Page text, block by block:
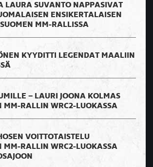
LAURA SUVANTO NAPPASIVAT
ENSIKERTALAISEN
MM-RALLISSA
KYYDITTI LEGENDAT MAALIIN
– LAURI JOONA KOLMAS
MM-RALLIN WRC2-LUOKASSA
VOITTOTAISTELU
MM-RALLIN WRC2-LUOKASSA